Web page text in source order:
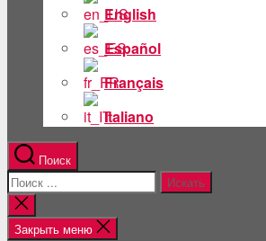
English
Español
Français
Italiano
Поиск
Поиск:
Близкий
поиск
Закрыть меню